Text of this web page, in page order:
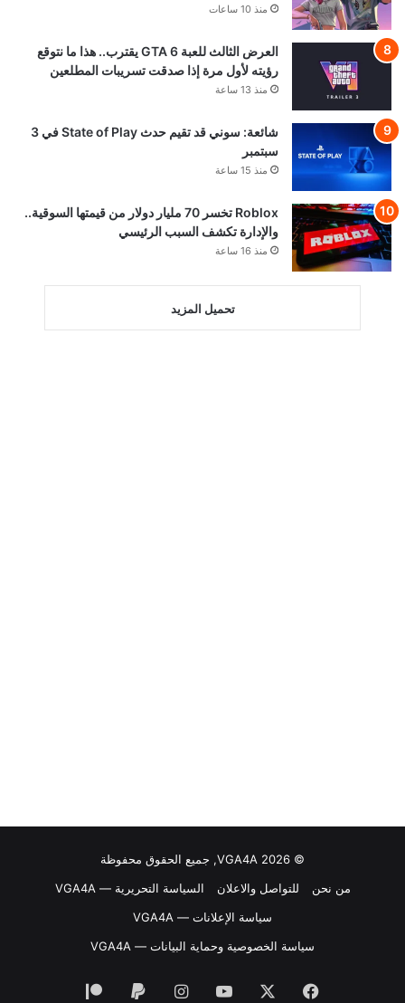
منذ 10 ساعات
العرض الثالث للعبة GTA 6 يقترب.. هذا ما نتوقع
رؤيته لأول مرة إذا صدقت تسريبات المطلعين
منذ 13 ساعة
شائعة: سوني قد تقيم حدث State of Play في 3
سبتمبر
منذ 15 ساعة
Roblox تخسر 70 مليار دولار من قيمتها السوقية..
والإدارة تكشف السبب الرئيسي
منذ 16 ساعة
تحميل المزيد
© VGA4A 2026, جميع الحقوق محفوظة
من نحن
للتواصل والاعلان
السياسة التحريرية — VGA4A
سياسة الإعلانات — VGA4A
سياسة الخصوصية وحماية البيانات — VGA4A
فيسبوك ‫YouTubeانستقرام
‏Paypal
‫Patreon